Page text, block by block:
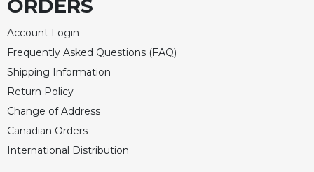
ORDERS
Account Login
Frequently Asked Questions (FAQ)
Shipping Information
Return Policy
Change of Address
Canadian Orders
International Distribution